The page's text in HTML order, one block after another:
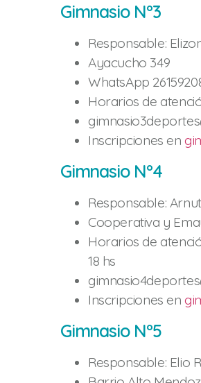
Gimnasio Nº3
Responsable:
Ayacucho 349
WhatsApp
Horarios de
Inscripciones en
Gimnasio Nº4
Responsable:
Cooperativa y
Horarios de
18 hs
Inscripciones en
Gimnasio Nº5
Responsable: Elio